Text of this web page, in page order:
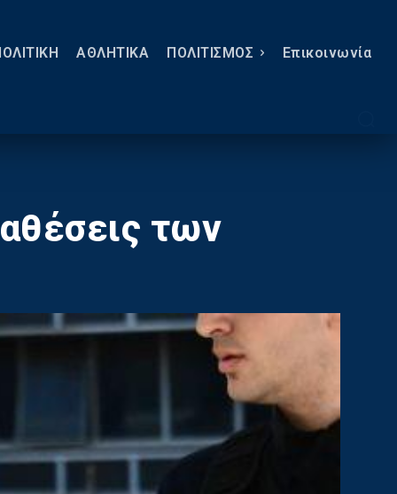
ΑΘΛΗΤΙΚΑ ΠΟΛΙΤΙΣΜΟΣ Eπικοινωνία
των